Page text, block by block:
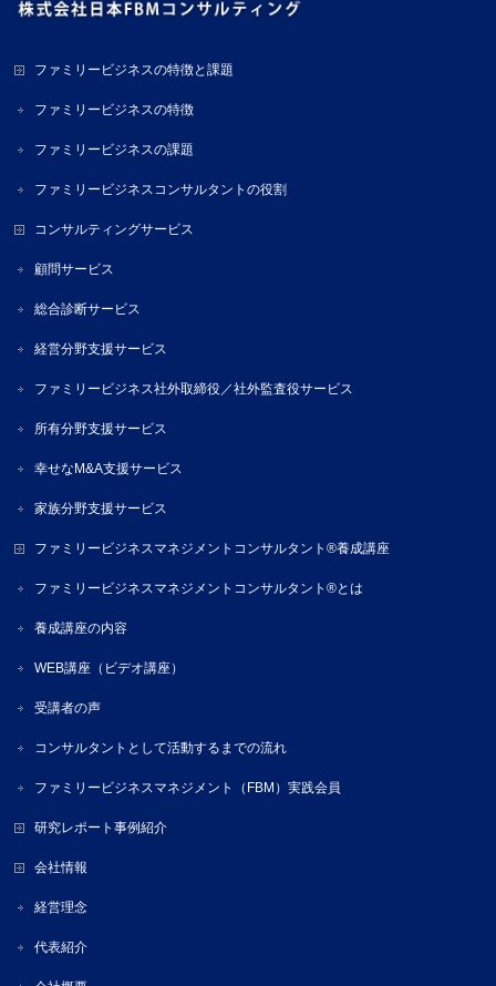
ファミリービジネスの特徴と課題
ファミリービジネスの特徴
ファミリービジネスの課題
ファミリービジネスコンサルタントの役割
コンサルティングサービス
顧問サービス
総合診断サービス
経営分野支援サービス
ファミリービジネス社外取締役／社外監査役サービス
所有分野支援サービス
幸せなM&A支援サービス
家族分野支援サービス
ファミリービジネスマネジメントコンサルタント®養成講座
ファミリービジネスマネジメントコンサルタント®とは
養成講座の内容
WEB講座（ビデオ講座）
受講者の声
コンサルタントとして活動するまでの流れ
ファミリービジネスマネジメント（FBM）実践会員
研究レポート事例紹介
会社情報
経営理念
代表紹介